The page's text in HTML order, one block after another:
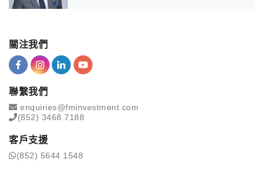
關注我們
聯繫我們
enquiries@fminvestment.com
(852) 3468 7188
客戶支援
(852) 5644 1548